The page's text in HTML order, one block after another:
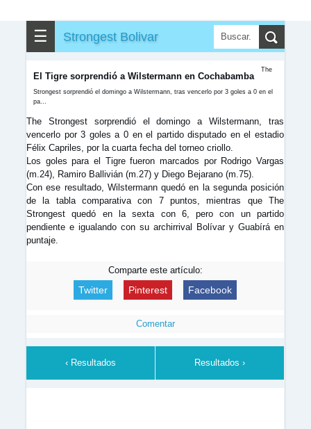
☰ Strongest Bolivar
El Tigre sorprendió a Wilstermann en Cochabamba
The
Strongest sorprendió el domingo a Wilstermann, tras vencerlo por 3 goles a 0 en el
pa...
The Strongest sorprendió el domingo a Wilstermann, tras
vencerlo por 3 goles a 0 en el partido disputado en el estadio
Félix Capriles, por la cuarta fecha del torneo criollo.
Los goles para el Tigre fueron marcados por Rodrigo Vargas
(m.24), Ramiro Ballivián (m.27) y Diego Bejarano (m.75).
Con ese resultado, Wilstermann quedó en la segunda posición
de la tabla comparativa con 7 puntos, mientras que The
Strongest quedó en la sexta con 6, pero con un partido
pendiente e igualando con su archirrival Bolívar y Guabírá en
puntaje.
Comparte este artículo:
Twitter Pinterest Facebook
Comentar
‹ Resultados Resultados ›
Partidos ▼